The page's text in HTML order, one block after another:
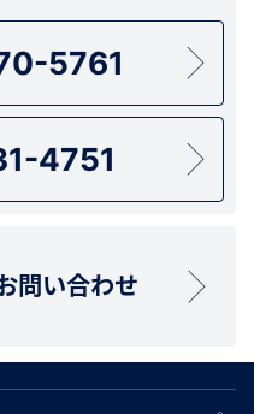
5761
4751
問い合わせ